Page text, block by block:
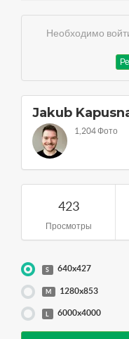
Необходимо
Jakub
1,204 Фото
423
Просмотры
S 640x427
M 1280x853
L 6000x4000